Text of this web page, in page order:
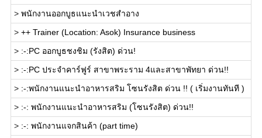
> พนักงานออกบูธแนะนำเวชสำอาง
> ++ Trainer (Location: Asok) Insurance business
> :-:PC ออกบูธชงชิม (รังสิต) ด่วน!
> :-:PC ประจำคาร์ฟูร์ สาขาพระราม 4และสาขาพัทยา ด่วน!!
> :-:พนักงานแนะนำอาหารสริม โซนรังสิต ด่วน !! ( เริ่มงานทันที )
> :-: พนักงานแนะนำอาหารสริม (โซนรังสิต) ด่วน!!
> :-: พนักงานแจกสินค้า (part time)